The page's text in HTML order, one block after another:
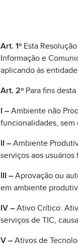
Art. 1º Esta
Informação e
aplicando às
Art. 2º Para fins
I – Ambiente não
funcionalidades, sem
II –Ambiente
serviços aos usuários
III –Aprovação ou
em ambiente
IV –Ativo Crítico:
serviços de TIC,
V –Ativos de